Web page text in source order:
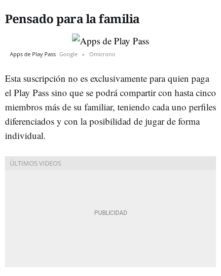
Pensado para la familia
Apps de Play Pass Google Omicrono
Esta suscripción no es exclusivamente para quien paga
el Play Pass sino que se podrá compartir con hasta cinco
miembros más de su familiar, teniendo cada uno perfiles
diferenciados y con la posibilidad de jugar de forma
individual.